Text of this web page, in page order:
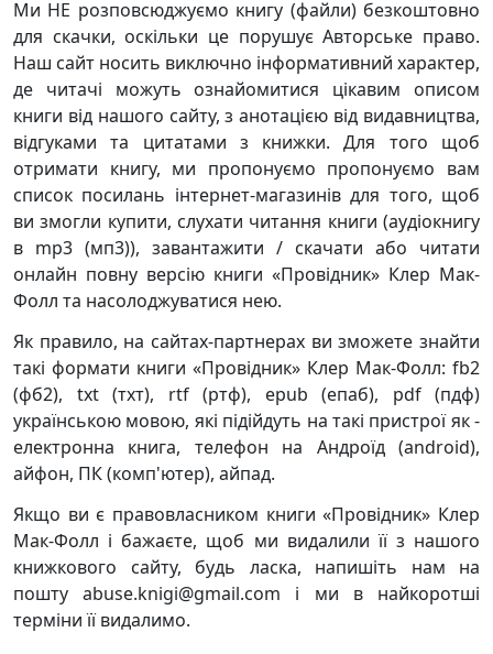
Ми НЕ розповсюджуємо книгу (файли) безкоштовно
для скачки, оскільки це порушує Авторське право.
Наш сайт носить виключно інформативний характер,
де читачі можуть ознайомитися цікавим описом
книги від нашого сайту, з анотацією від видавництва,
відгуками та цитатами з книжки. Для того щоб
отримати книгу, ми пропонуємо пропонуємо вам
список посилань інтернет-магазинів для того, щоб
ви змогли купити, слухати читання книги (аудіокнигу
в mp3 (мп3)), завантажити / скачати або читати
онлайн повну версію книги «Провідник» Клер Мак-
Фолл та насолоджуватися нею.
Як правило, на сайтах-партнерах ви зможете знайти
такі формати книги «Провідник» Клер Мак-Фолл: fb2
(фб2), txt (тхт), rtf (ртф), epub (епаб), pdf (пдф)
українською мовою, які підійдуть на такі пристрої як -
електронна книга, телефон на Андроїд (android),
айфон, ПК (комп'ютер), айпад.
Якщо ви є правовласником книги «Провідник» Клер
Мак-Фолл і бажаєте, щоб ми видалили її з нашого
книжкового сайту, будь ласка, напишіть нам на
пошту abuse.knigi@gmail.com і ми в найкоротші
терміни її видалимо.